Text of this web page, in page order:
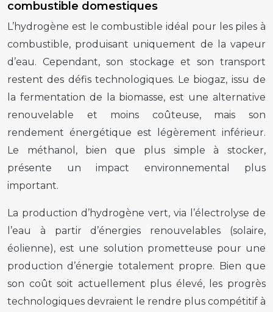
combustible domestiques
L’hydrogène est le combustible idéal pour les piles à
combustible, produisant uniquement de la vapeur
d’eau. Cependant, son stockage et son transport
restent des défis technologiques. Le biogaz, issu de
la fermentation de la biomasse, est une alternative
renouvelable et moins coûteuse, mais son
rendement énergétique est légèrement inférieur.
Le méthanol, bien que plus simple à stocker,
présente un impact environnemental plus
important.
La production d’hydrogène vert, via l’électrolyse de
l’eau à partir d’énergies renouvelables (solaire,
éolienne), est une solution prometteuse pour une
production d’énergie totalement propre. Bien que
son coût soit actuellement plus élevé, les progrès
technologiques devraient le rendre plus compétitif à